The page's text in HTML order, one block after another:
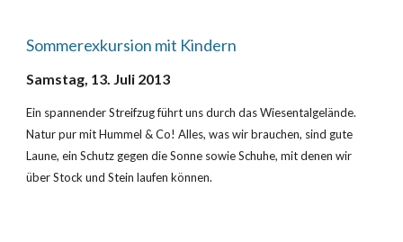
Sommerexkursion mit Kindern
Samstag, 13. Juli 2013
Ein spannender Streifzug führt uns durch das Wiesentalgelände.
Natur pur mit Hummel & Co! Alles, was wir brauchen, sind gute
Laune, ein Schutz gegen die Sonne sowie Schuhe, mit denen wir
über Stock und Stein laufen können.